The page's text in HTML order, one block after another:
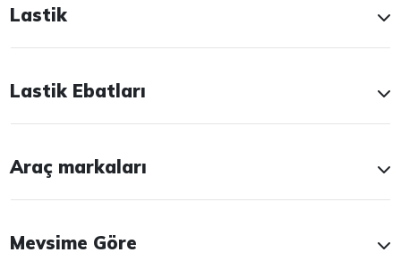
Lastik
Lastik Ebatları
Araç markaları
Mevsime Göre